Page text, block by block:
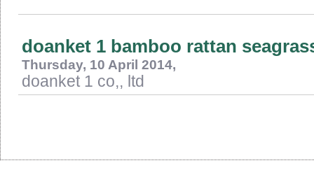
doanket 1 bamboo rattan
Thursday, 10 April 2014,
doanket 1 co,, ltd